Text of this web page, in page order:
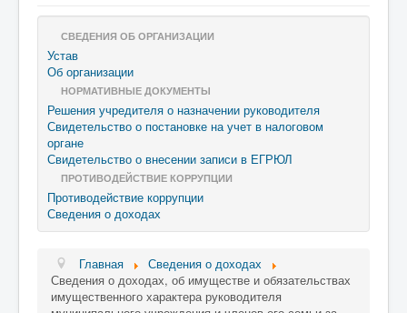
СВЕДЕНИЯ ОБ ОРГАНИЗАЦИИ
Устав
Об организации
НОРМАТИВНЫЕ ДОКУМЕНТЫ
Решения учредителя о назначении руководителя
Свидетельство о постановке на учет в налоговом
органе
Свидетельство о внесении записи в ЕГРЮЛ
ПРОТИВОДЕЙСТВИЕ КОРРУПЦИИ
Противодействие коррупции
Сведения о доходах
Главная
Сведения о доходах
Сведения о доходах, об имуществе и обязательствах
имущественного характера руководителя